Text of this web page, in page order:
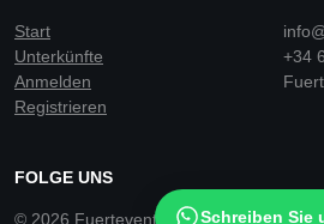
Start
Unterkünfte
Anmelden
Registrieren
+34
FOLGE UNS
© 2026 Fuerteventura RentalsSchreiben Sie